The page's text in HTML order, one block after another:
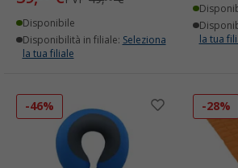
Disponibile
Disponibilità in filiale: Seleziona
la tua filiale
la tua
-46% -28%